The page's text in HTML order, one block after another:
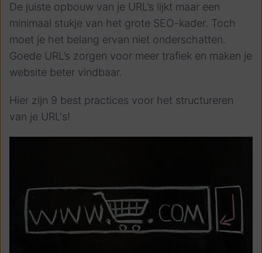
De juiste opbouw van je URL’s lijkt maar een
minimaal stukje van het grote SEO-kader. Toch
moet je het belang ervan niet onderschatten.
Goede URL’s zorgen voor meer trafiek en maken je
website beter vindbaar.
Hier zijn 9 best practices voor het structureren
van je URL's!